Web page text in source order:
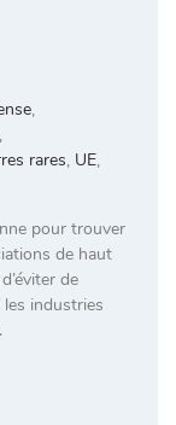
,
,
rares, UE,
pour trouver
de haut
de
industries